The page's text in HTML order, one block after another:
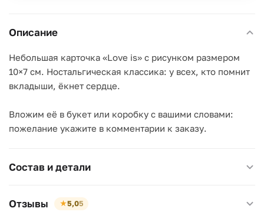
Описание
Небольшая карточка «Love is» с рисунком размером
10×7 см. Ностальгическая классика: у всех, кто помнит
вкладыши, ёкнет сердце.
Вложим её в букет или коробку с вашими словами:
пожелание укажите в комментарии к заказу.
Состав и детали
Отзывы ★5,05